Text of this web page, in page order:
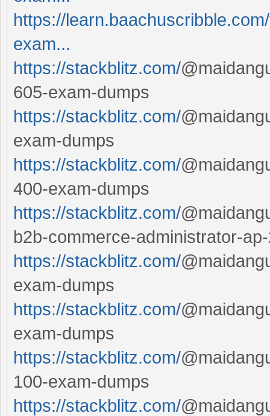
https://
exam...
https://stackblitz.com/
605-exam-dumps
https://stackblitz.com/
exam-dumps
https://stackblitz.com/
400-exam-dumps
https://stackblitz.com/
b2b-commerce-administrator-
https://stackblitz.com/
exam-dumps
https://stackblitz.com/
exam-dumps
https://stackblitz.com/
100-exam-dumps
https://stackblitz.com/